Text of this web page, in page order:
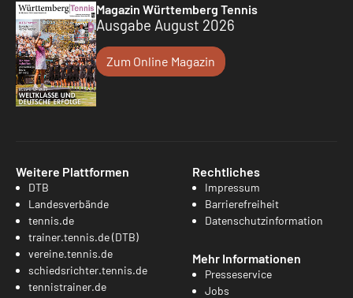
Magazin Württemberg Tennis
Ausgabe August 2026
Zum Online Magazin
Weitere Plattformen
DTB
Landesverbände
tennis.de
trainer.tennis.de (DTB)
vereine.tennis.de
schiedsrichter.tennis.de
tennistrainer.de
Rechtliches
Impressum
Barrierefreiheit
Datenschutzinformation
Mehr Informationen
Presseservice
Jobs